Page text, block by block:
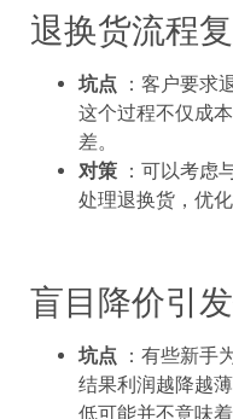
退换货流程
坑点 ：客户要求
这个过程不仅成
差。
对策 ：可以考虑
处理退换货，优
盲目降价引
坑点 ：有些新手
结果利润越降越
低可能并不意味